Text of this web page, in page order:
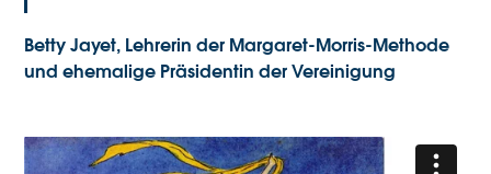
Betty Jayet, Lehrerin der Margaret-Morris-Methode
und ehemalige Präsidentin der Vereinigung